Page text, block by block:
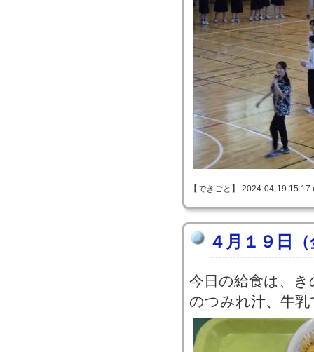
【できごと】 2024-04-19
４月１９日
今日の給食は、
のつみれ汁、牛乳